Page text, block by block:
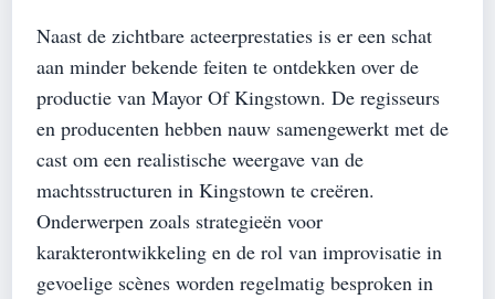
Naast de zichtbare acteerprestaties is er een schat
aan minder bekende feiten te ontdekken over de
productie van Mayor Of Kingstown. De regisseurs
en producenten hebben nauw samengewerkt met de
cast om een realistische weergave van de
machtsstructuren in Kingstown te creëren.
Onderwerpen zoals strategieën voor
karakterontwikkeling en de rol van improvisatie in
gevoelige scènes worden regelmatig besproken in